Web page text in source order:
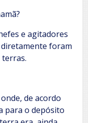
e agitadores
foram
terras.
de acordo
para o depósito